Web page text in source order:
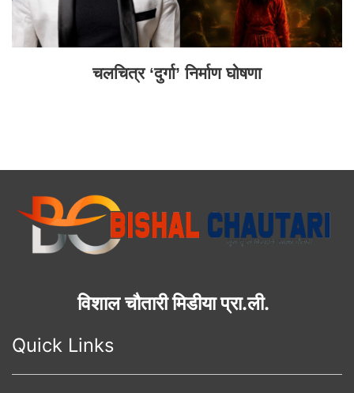
चलचित्र ‘दुर्गा’ निर्माण घोषणा
विशाल चौतारी मिडीया प्रा.ली.
Quick Links